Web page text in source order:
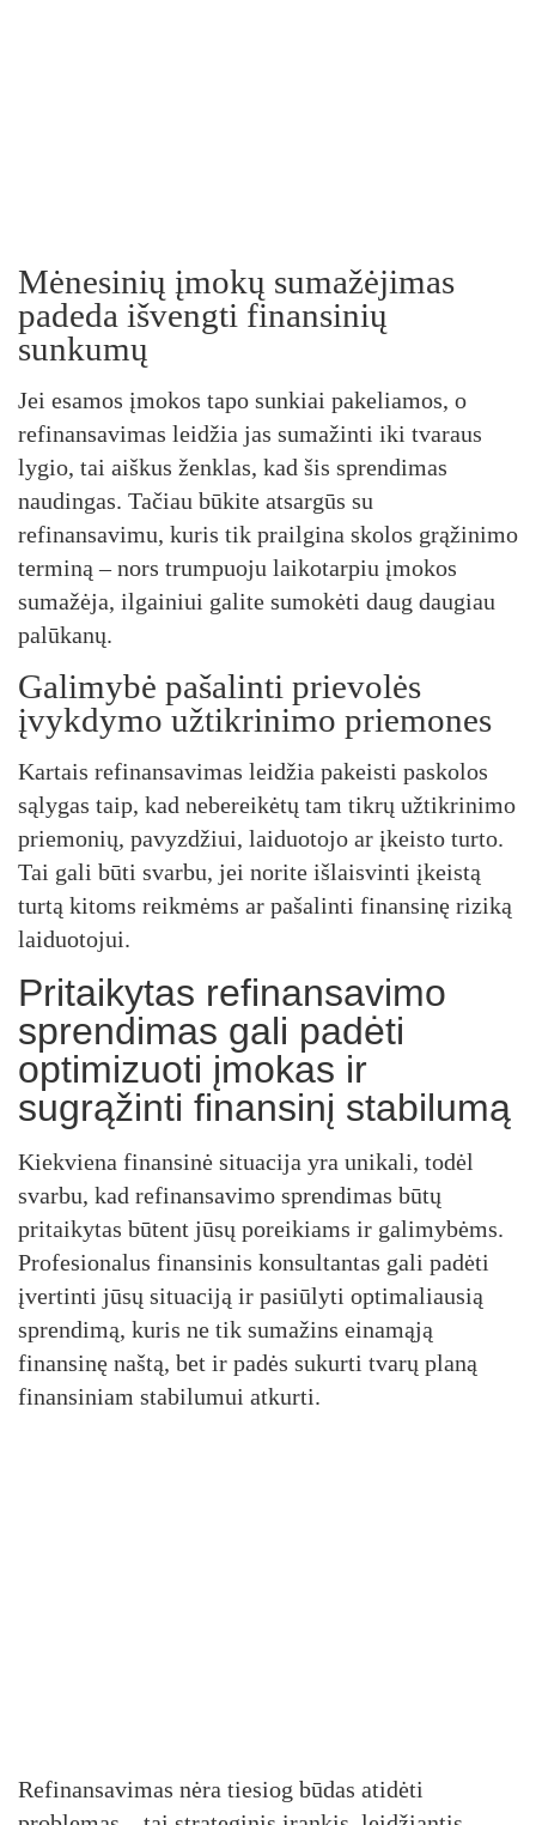
Mėnesinių įmokų sumažėjimas
padeda išvengti finansinių
sunkumų
Jei esamos įmokos tapo sunkiai pakeliamos, o
refinansavimas leidžia jas sumažinti iki tvaraus
lygio, tai aiškus ženklas, kad šis sprendimas
naudingas. Tačiau būkite atsargūs su
refinansavimu, kuris tik prailgina skolos grąžinimo
terminą – nors trumpuoju laikotarpiu įmokos
sumažėja, ilgainiui galite sumokėti daug daugiau
palūkanų.
Galimybė pašalinti prievolės
įvykdymo užtikrinimo priemones
Kartais refinansavimas leidžia pakeisti paskolos
sąlygas taip, kad nebereikėtų tam tikrų užtikrinimo
priemonių, pavyzdžiui, laiduotojo ar įkeisto turto.
Tai gali būti svarbu, jei norite išlaisvinti įkeistą
turtą kitoms reikmėms ar pašalinti finansinę riziką
laiduotojui.
Pritaikytas refinansavimo
sprendimas gali padėti
optimizuoti įmokas ir
sugrąžinti finansinį stabilumą
Kiekviena finansinė situacija yra unikali, todėl
svarbu, kad refinansavimo sprendimas būtų
pritaikytas būtent jūsų poreikiams ir galimybėms.
Profesionalus finansinis konsultantas gali padėti
įvertinti jūsų situaciją ir pasiūlyti optimaliausią
sprendimą, kuris ne tik sumažins einamąją
finansinę naštą, bet ir padės sukurti tvarų planą
finansiniam stabilumui atkurti.
Refinansavimas nėra tiesiog būdas atidėti